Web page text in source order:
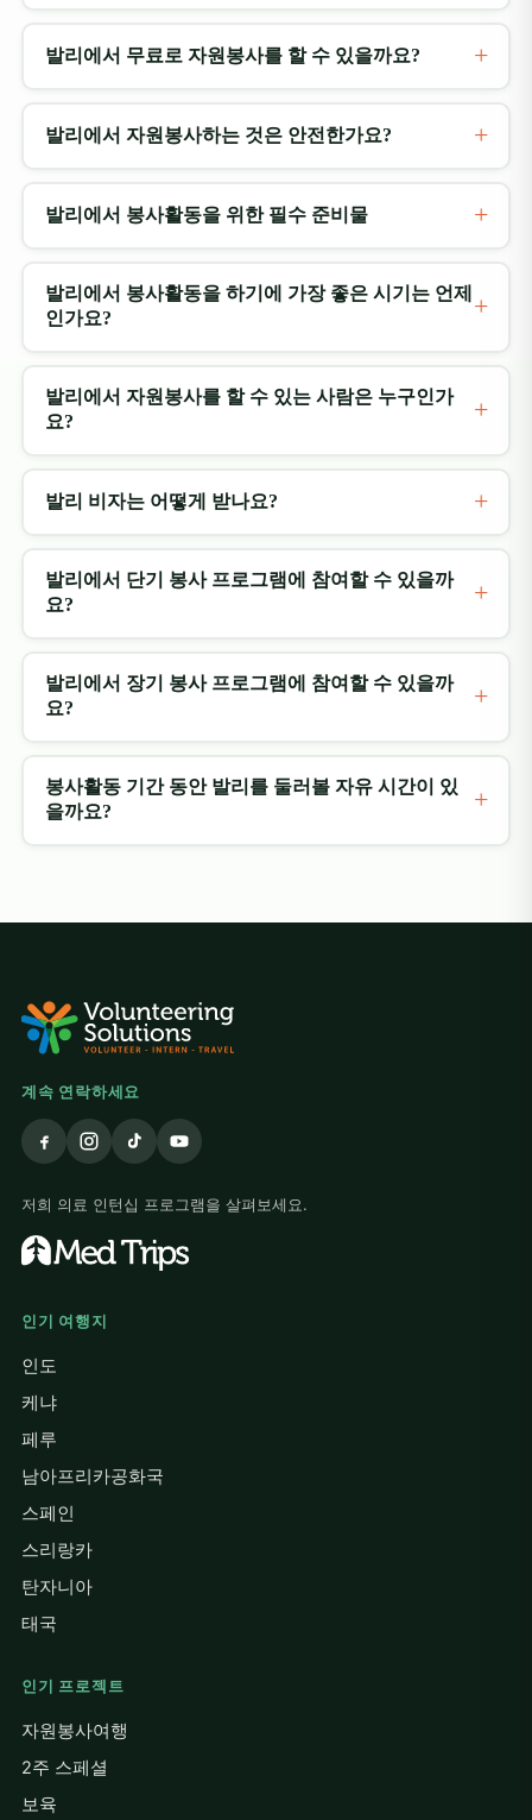
발리에서 무료로 자원봉사를 할 수 있을까요?
발리에서 자원봉사하는 것은 안전한가요?
발리에서 봉사활동을 위한 필수 준비물
발리에서 봉사활동을 하기에 가장 좋은 시기는 언제
인가요?
발리에서 자원봉사를 할 수 있는 사람은 누구인가
요?
발리 비자는 어떻게 받나요?
발리에서 단기 봉사 프로그램에 참여할 수 있을까
요?
발리에서 장기 봉사 프로그램에 참여할 수 있을까
요?
봉사활동 기간 동안 발리를 둘러볼 자유 시간이 있
을까요?
계속 연락하세요
저희 의료 인턴십 프로그램을 살펴보세요.
인기 여행지
인도
케냐
페루
남아프리카공화국
스페인
스리랑카
탄자니아
태국
인기 프로젝트
자원봉사여행
2주 스페셜
보육